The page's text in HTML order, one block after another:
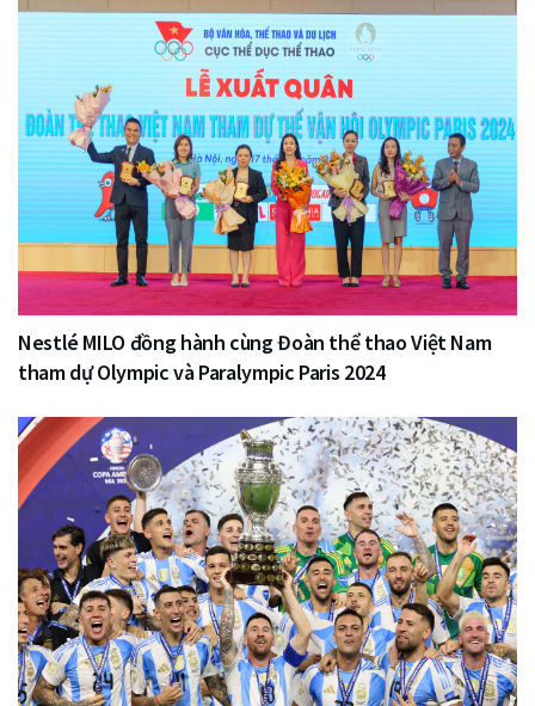
Nestlé MILO đồng hành cùng Đoàn thể thao Việt Nam
tham dự Olympic và Paralympic Paris 2024